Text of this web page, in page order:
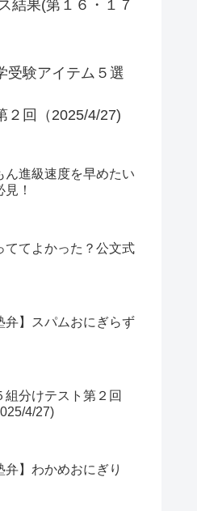
結果(第１６・１７
受験アイテム５選
２回（2025/4/27)
ん進級速度を早めたい
見！
ててよかった？公文式
弁】スパムおにぎらず
組分けテスト第２回
4/27)
弁】わかめおにぎり